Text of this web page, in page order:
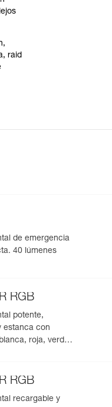
raid
de emergencia
40 lúmenes
RGB
potente,
estanca con
roja, verde y
RGB
recargable y